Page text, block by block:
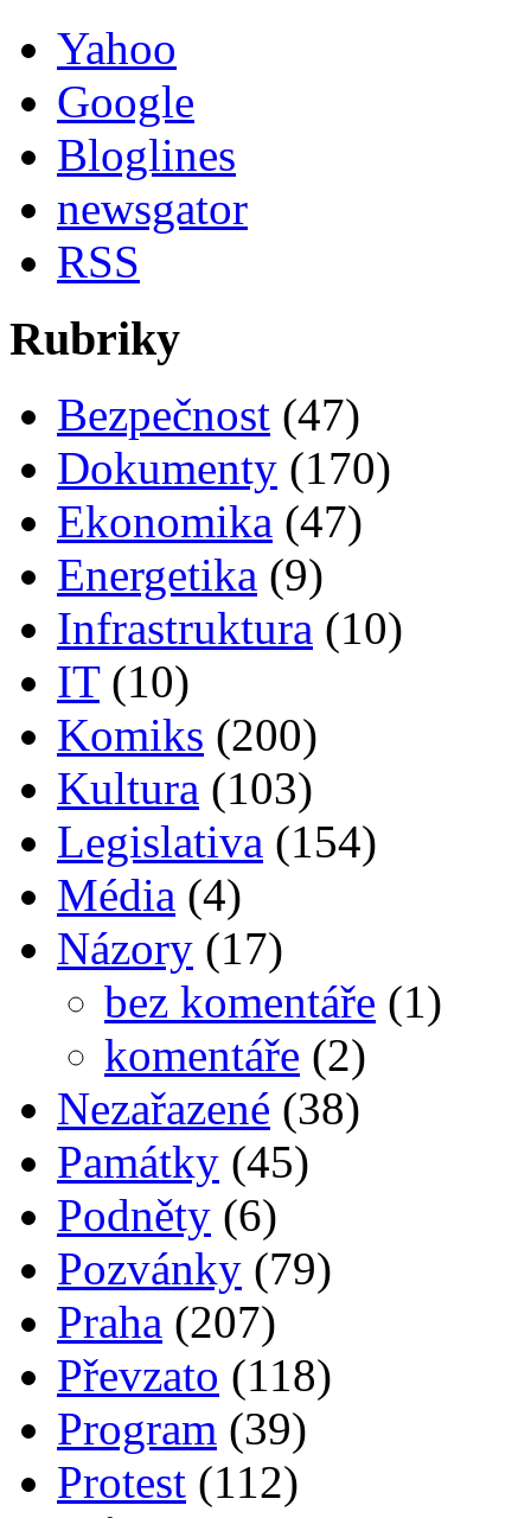
Yahoo
Google
Bloglines
newsgator
RSS
Rubriky
Bezpečnost (47)
Dokumenty (170)
Ekonomika (47)
Energetika (9)
Infrastruktura (10)
IT(10)
Komiks (200)
Kultura (103)
Legislativa (154)
Média (4)
Názory (17)
bez komentáře (1)
komentáře (2)
Nezařazené (38)
Památky (45)
Podněty (6)
Pozvánky (79)
Praha (207)
Převzato (118)
Program (39)
Protest (112)